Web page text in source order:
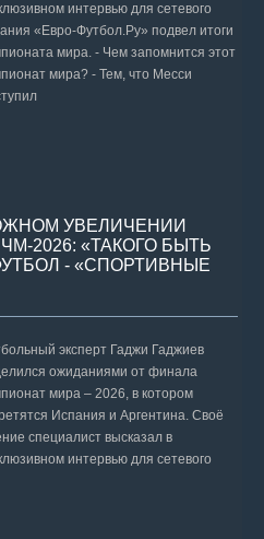
интервью для сетевого
«Евро-Футбол.Ру» подвел итоги
мира. - Чем запомнится этот
мира? - Тем, что Месси
УВЕЛИЧЕНИИ
2026: «ТАКОГО БЫТЬ
- «СПОРТИВНЫЕ
эксперт Гаджи Гаджиев
ожиданиями от финала
мира – 2026, в котором
Испания и Аргентина. Своё
специалист высказал в
интервью для сетевого